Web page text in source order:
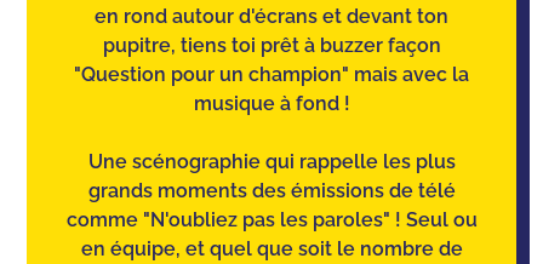
en rond autour d'écrans et devant ton
pupitre, tiens toi prêt à buzzer façon
"Question pour un champion" mais avec la
musique à fond !
Une scénographie qui rappelle les plus
grands moments des émissions de télé
comme "N'oubliez pas les paroles" ! Seul ou
en équipe, et quel que soit le nombre de